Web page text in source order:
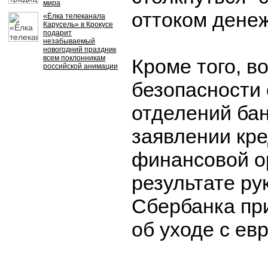
мира
«Ёлка телеканала
Карусель» в Крокусе
подарит
незабываемый
новогодний праздник
всем поклонникам
российской анимации
оттоком
Кроме того,
отделений
заявлении
финансовой
результате
Сбербанка
об уходе с